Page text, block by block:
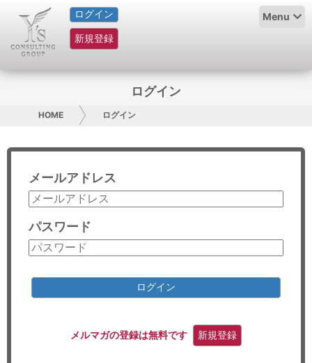
ログイン
新規登録
Menu
HOME
サービス紹介
グループ概要
採用情報
お問い合わせ
コンサルティング
リサーチ
ログイン
HOME ログイン
メールアドレス
パスワード
ログイン
メルマガの登録は無料です 新規登録